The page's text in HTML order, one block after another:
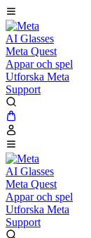
AI Glasses
Meta Quest
Appar och spel
Utforska Meta
Support
AI Glasses
Meta Quest
Appar och spel
Utforska Meta
Support